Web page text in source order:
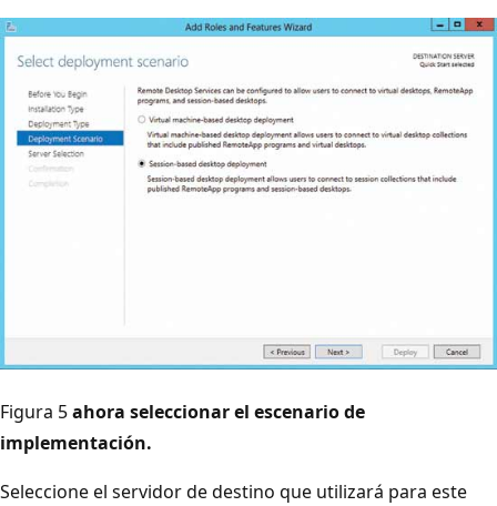
Figura 5ahora seleccionar el escenario de
implementación.
Seleccione el servidor de destino que utilizará para este